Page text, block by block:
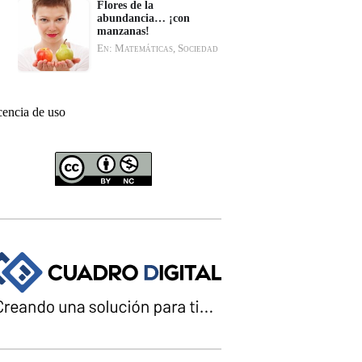
Flores de la
abundancia… ¡con
manzanas!
En: Matemáticas, Sociedad
de uso